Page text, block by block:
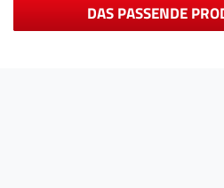
DAS PASSENDE